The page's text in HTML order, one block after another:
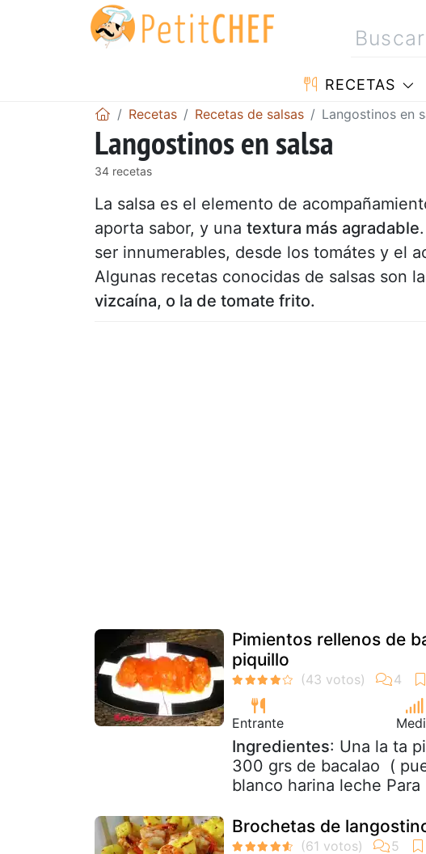
RECETAS
Recetas Recetas de salsas Langostinos en
Langostinos en salsa
34 recetas
La salsa es el elemento de
aporta sabor, y una textura más agradable
ser innumerables, desde los tomátes y el
Algunas recetas conocidas de salsas son la
vizcaína, o la de tomate frito.
Pimientos rellenos de
piquillo
Entrante
Ingredientes: Una la ta
300 grs de bacalao  (
blanco harina leche Para
Brochetas de